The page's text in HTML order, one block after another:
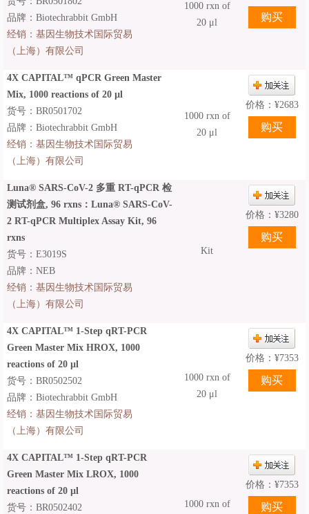
1000 rxn of
20 μl
品牌：Biotechrabbit GmbH
经销： 基因生物技术国际贸易
（上海）有限公司
4X CAPITAL™ qPCR Green Master
Mix, 1000 reactions of 20 µl
1000 rxn of
20 μl
价格： ¥2683
货号：BR0501702
品牌：Biotechrabbit GmbH
经销： 基因生物技术国际贸易
（上海）有限公司
Luna® SARS-CoV-2 多重 RT-qPCR 检
测试剂盒, 96 rxns：Luna® SARS-CoV-
2 RT-qPCR Multiplex Assay Kit, 96
rxns
Kit
价格： ¥3280
货号：E3019S
品牌：NEB
经销： 基因生物技术国际贸易
（上海）有限公司
4X CAPITAL™ 1-Step qRT-PCR
Green Master Mix HROX, 1000
reactions of 20 µl
1000 rxn of
20 μl
价格： ¥7353
货号：BR0502502
品牌：Biotechrabbit GmbH
经销： 基因生物技术国际贸易
（上海）有限公司
4X CAPITAL™ 1-Step qRT-PCR
Green Master Mix LROX, 1000
reactions of 20 µl
1000 rxn of
价格： ¥7353
货号：BR0502402